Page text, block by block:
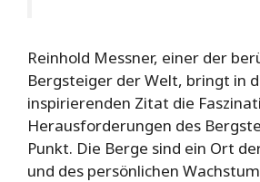
Reinhold Messner, einer der
Bergsteiger der Welt, bringt in
inspirierenden Zitat die
Herausforderungen des
Punkt. Die Berge sind ein Ort
und des persönlichen